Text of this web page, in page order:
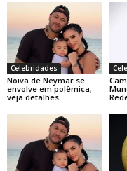
Celebridades
Noiva de Neymar se
envolve em polêmica;
veja detalhes